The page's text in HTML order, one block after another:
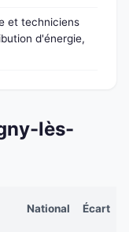
et techniciens
d'énergie,
lès-
National Écart